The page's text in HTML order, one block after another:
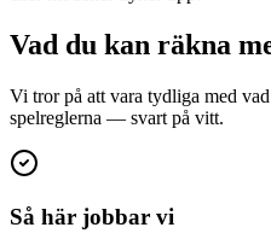
Vad du kan räkna
Vi tror på att vara tydliga med
spelreglerna — svart på vitt.
Så här jobbar vi